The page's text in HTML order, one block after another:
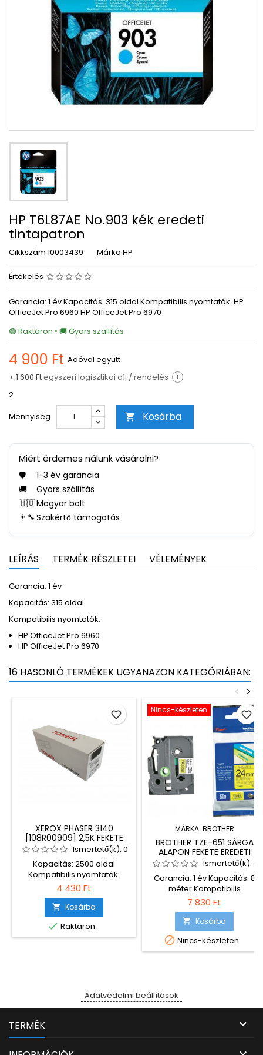
HP T6L87AE No.903 kék eredeti
tintapatron
Cikkszám 10003439 Márka HP
Értékelés
Garancia: 1 év Kapacitás: 315 oldal Kompatibilis nyomtatók: HP
OfficeJet Pro 6960 HP OfficeJet Pro 6970
🟢 Raktáron • 🚚 Gyors szállítás
4 900 Ft Adóval együtt
+ 1 600 Ftegyszeri logisztikai díj / rendelés i
2
Mennyiség
 Kosárba
Miért érdemes nálunk vásárolni?
🛡️
1-3 év garancia
🚚
Gyors szállítás
🇭🇺Magyar bolt
👨‍🔧Szakértő támogatás
LEÍRÁS TERMÉK RÉSZLETEI VÉLEMÉNYEK
Garancia: 1 év
Kapacitás: 315 oldal
Kompatibilis nyomtatók:
HP OfficeJet Pro 6960
HP OfficeJet Pro 6970
16 HASONLÓ TERMÉKEK UGYANAZON KATEGÓRIÁBAN:
>
<
XEROX PHASER 3140
[108R00909] 2,5K FEKETE
PRÉMIUM UTÁNGYÁRTOTT
TONER ECO
Ismertető(k): 0
Kapacitás: 2500 oldal
Kompatibilis nyomtatók:
Xerox Phaser 3140 Xerox
Phaser 3155 Xerox Phaser
3160 * A márkanevek és
típusjelzések védettek, az
eredeti (OEM) gyártó
tulajdonát képezik és
4 430 Ft
 Kosárba
 Raktáron
favorite_border Nincs-készleten
MÁRKA: BROTHER
BROTHER TZE-651 SÁRGA
ALAPON FEKETE EREDETI
FELIRATOZÓ SZALAG (24MM
X 8M)
Ismertető(k): 0
Garancia: 1 év Kapacitás: 8
méter Kompatibilis
nyomtatók: Brother PTP700
7 830 Ft
 Kosárba
 Nincs-készleten
favorite_border
Adatvédelmi beállítások
TERMÉK 